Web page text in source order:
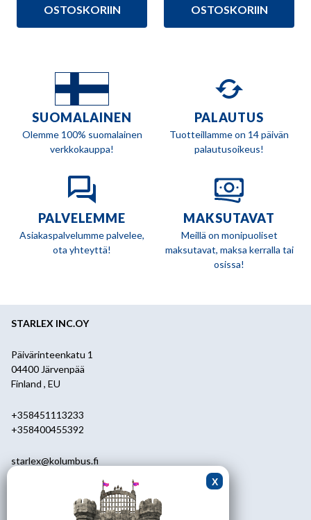
219,90 €.
199,90 €.
OSTOSKORIIN
139,90 €.
127,90 €.
OSTOSKORIIN
SUOMALAINEN
Olemme 100% suomalainen
verkkokauppa!
PALAUTUS
Tuotteillamme on 14 päivän
palautusoikeus!
PALVELEMME
Asiakaspalvelumme palvelee,
ota yhteyttä!
MAKSUTAVAT
Meillä on monipuoliset
maksutavat, maksa kerralla tai
osissa!
STARLEX INC.OY
Päivärinteenkatu 1
04400 Järvenpää
Finland , EU
+358451113233
+358400455392
starlex@kolumbus.fi